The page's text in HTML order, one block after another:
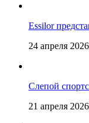
Essilor
24 апреля 2026
Слепой
21 апреля 2026